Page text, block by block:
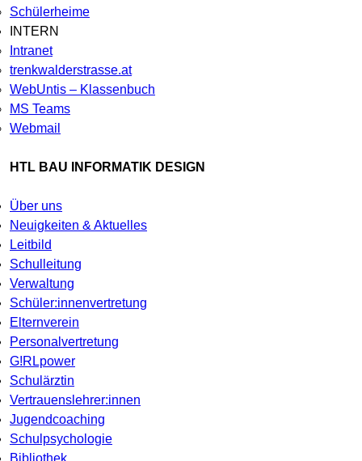
Schülerheime
INTERN
Intranet
trenkwalderstrasse.at
WebUntis – Klassenbuch
MS Teams
Webmail
HTL BAU INFORMATIK DESIGN
Über uns
Neuigkeiten & Aktuelles
Leitbild
Schulleitung
Verwaltung
Schüler:innenvertretung
Elternverein
Personalvertretung
G!RLpower
Schulärztin
Vertrauenslehrer:innen
Jugendcoaching
Schulpsychologie
Bibliothek